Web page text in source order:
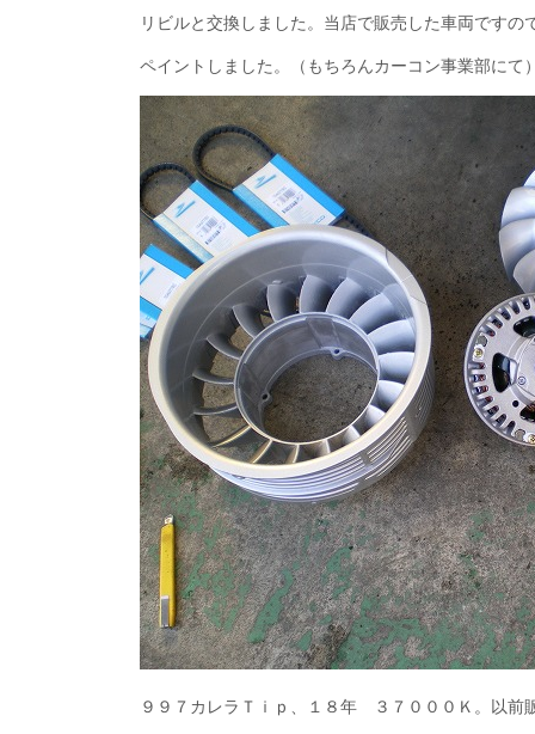
リビルと交換しました。当店で販売した車両です
ペイントしました。（もちろんカーコン事業部にて
９９７カレラＴｉｐ、１８年 ３７０００Ｋ。以前